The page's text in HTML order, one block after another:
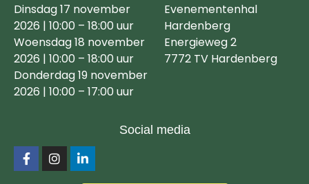
Dinsdag 17 november
2026 | 10:00 – 18:00 uur
Woensdag 18 november
2026 | 10:00 – 18:00 uur
Donderdag 19 november
2026 | 10:00 – 17:00 uur
Evenementenhal
Hardenberg
Energieweg 2
7772 TV Hardenberg
Social media